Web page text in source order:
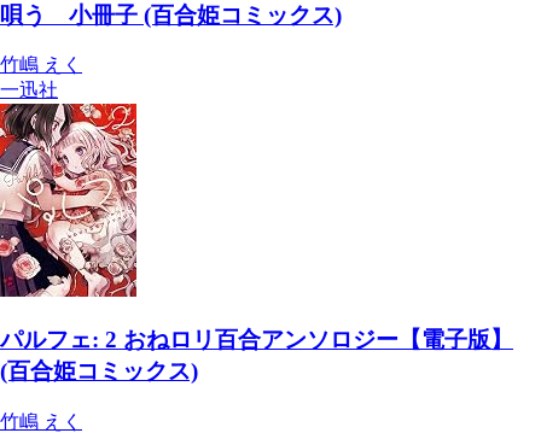
唄う 小冊子 (百合姫コミックス)
竹嶋 えく
一迅社
パルフェ: 2 おねロリ百合アンソロジー【電子版】
(百合姫コミックス)
竹嶋 えく